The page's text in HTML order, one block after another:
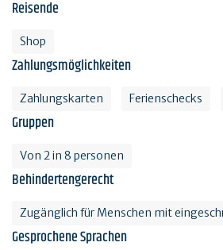
Reisende
Shop
Zahlungsmöglichkeiten
Zahlungskarten Ferienschecks
Gruppen
Von 2 in 8 personen
Behindertengerecht
Zugänglich für Menschen mit
Gesprochene Sprachen